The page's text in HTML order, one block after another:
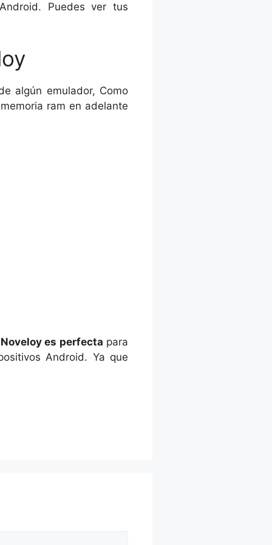
Puedes ver tus
algún emulador, Como
ram en adelante
es perfecta para
Android. Ya que